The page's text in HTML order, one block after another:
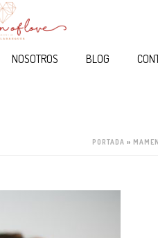
NOSOTROS BLOG
PORTADA »